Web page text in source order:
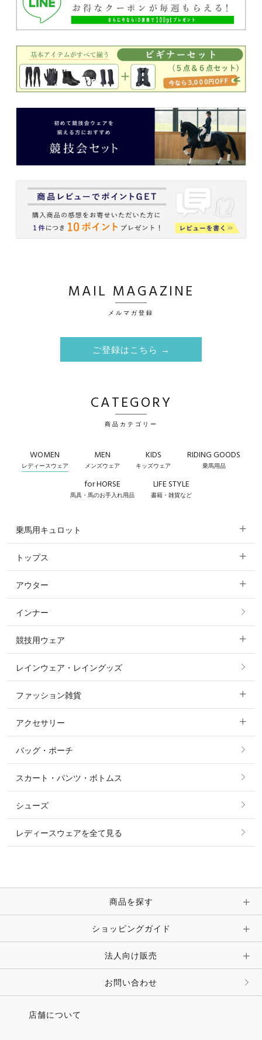
MAIL MAGAZINE
メルマガ登録
ご登録はこちら →
CATEGORY
商品カテゴリー
WOMEN
レディースウェア
MEN
メンズウェア
KIDS
キッズウェア
RIDING GOODS
乗馬用品
for HORSE
馬具・馬のお手入れ用品
LIFE STYLE
書籍・雑貨など
乗馬用キュロット
すべてのキュロット
フルグリップ・尻革 キュロット
ニーグリップ・膝革 キュロット
トップス
すべてのトップス
ポロシャツ
カットソー・Tシャツ・タンクトップ
パーカー・トレーナー・スウェット
ニット・セーター
シャツ・ブラウス・ワンピース
アウター
すべてのアウター
コート
ジャケット・ブルゾン
その他 アウター
インナー
競技用ウェア
すべての競技用ウェア
ショージャケット
ショーシャツ
レインウェア・レイングッズ
ファッション雑貨
すべてのファッション雑貨
ソックス
ベルト
マフラー・スカーフ・ストール・スヌード
時計・財布・キーケース・革小物
キーホルダー・チャーム・ストラップ
アクセサリー
すべてのアクセサリー
リング
ピアス・イヤリング
ピン・ブローチ・コサージュ
その他 アクセサリー
バッグ・ポーチ
スカート・パンツ・ボトムス
シューズ
レディースウェアを全て見る
商品を探す
ショッピングガイド
法人向け販売
お問い合わせ
店舗について